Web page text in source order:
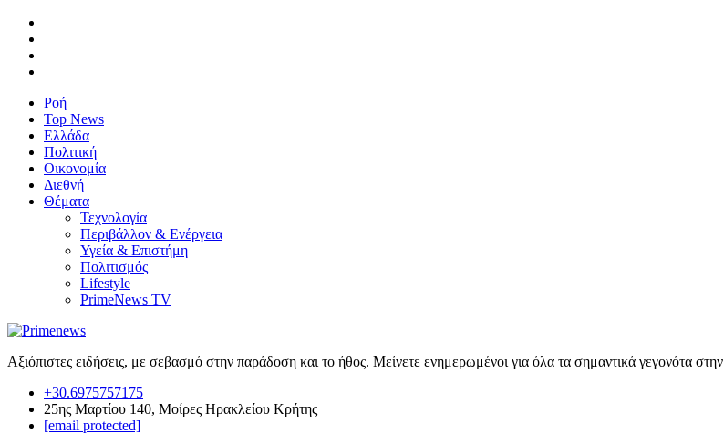
Ροή
Top News
Ελλάδα
Πολιτική
Οικονομία
Διεθνή
Θέματα
Τεχνολογία
Περιβάλλον & Ενέργεια
Υγεία & Επιστήμη
Πολιτισμός
Lifestyle
PrimeNews TV
Αξιόπιστες ειδήσεις, με σεβασμό στην παράδοση και το ήθος. Μείνετε ενημερωμένοι για όλα τα σημαντικά γεγονότα
+30.6975757175
25ης Μαρτίου 140, Μοίρες Ηρακλείου Κρήτης
[email protected]